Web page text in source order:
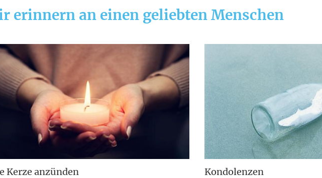
erinnern an einen geliebten Menschen
Kerze anzünden Kondolenzen